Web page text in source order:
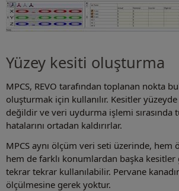
Yüzey kesiti oluşturma
MPCS, REVO tarafından toplanan nokta
oluşturmak için kullanılır. Kesitler
değildir ve veri uydurma işlemi sırasında
hatalarını ortadan kaldırırlar.
MPCS aynı ölçüm veri seti üzerinde, hem
hem de farklı konumlardan başka
tekrar tekrar kullanılabilir. Pervane
ölçülmesine gerek yoktur.